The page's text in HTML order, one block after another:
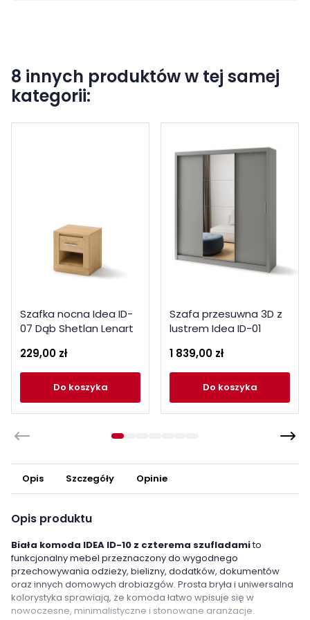
8 innych produktów w tej samej
kategorii:
Szafka nocna Idea ID-
07 Dąb Shetlan Lenart
229,00 zł
do koszyka
Szafa przesuwna 3D z
lustrem Idea ID-01
1 839,00 zł
do koszyka
Opis Szczegóły Opinie
Opis produktu
Biała komoda IDEA ID-10 z czterema szufladamito
funkcjonalny mebel przeznaczony do wygodnego
przechowywania odzieży, bielizny, dodatków, dokumentów
oraz innych domowych drobiazgów. Prosta bryła i uniwersalna
kolorystyka sprawiają, że komoda łatwo wpisuje się w
nowoczesne, minimalistyczne i stonowane aranżacje.